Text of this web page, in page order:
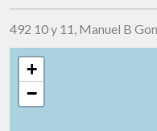
492 10 y 11, Manuel B
+
−